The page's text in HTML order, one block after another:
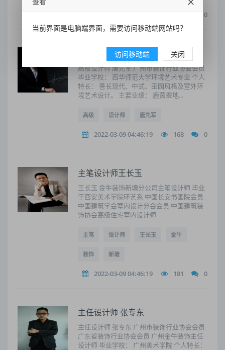
0
高级设计师 唐先军
高级设计师 唐先军 广州市装饰行业协会会员
毕业学校： 西华师范大学环境艺术专业 个人
特长： 善长现代、中式、田园风格及室外环
境艺术设计。 主要业绩： 鹿茵翠地...
高级 设计师 唐先军
2022-03-09 04:46:19 168 0
主笔设计师王长玉
王长玉 金牛装饰新塘分公司主笔设计师 毕业
于西安美术学院环艺系 中国长安书画院会员
中国建筑学会室内设计分会会员 中国建筑装
饰协会高级住宅室内设计师
主笔 设计师 王长玉 金牛
装饰 新塘
2022-03-09 04:46:19 181 0
主任设计师 张专东
主任设计师 张专东 广州市装饰行业协会会员
广东省装饰行业协会会员 广州金牛装饰主任
设计师 毕业学校： 广州美术学院 个人特长：
当前界面是电脑端界面，需要访问移动端网站吗？
访问移动端 关闭